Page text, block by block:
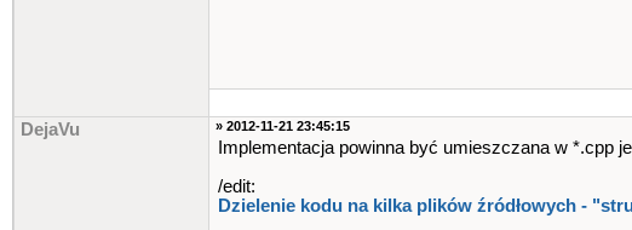
DejaVu » 2012-11-21 23:45:15
Implementacja powinna być umieszczana w *.cpp
/edit:
Dzielenie kodu na kilka plików źródłowych -